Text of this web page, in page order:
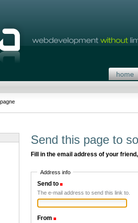
home
Send this page to
Fill in the email address of your
Address info
Send to
The e-mail address to send this link to.
From